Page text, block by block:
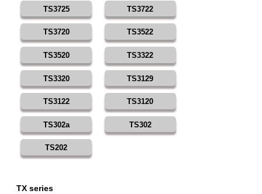
TS3725 TS3722
TS3720 TS3522
TS3520 TS3322
TS3320 TS3129
TS3122 TS3120
TS302a TS302
TS202
TX series